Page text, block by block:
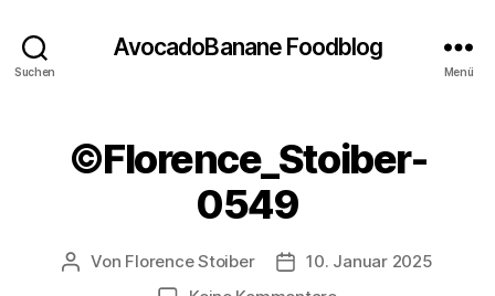
Suchen
AvocadoBanane Foodblog
Menü
©Florence_Stoiber-
0549
Beitragsautor
Von Florence Stoiber Veröffentlichungsdatum
10. Januar 2025